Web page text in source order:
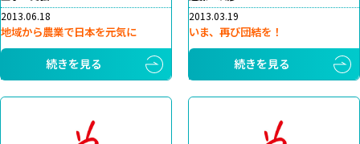
2013.06.18
地域から農業で日本を元気に
続きを見る
2013.03.19
いま、再び団結を！
続きを見る